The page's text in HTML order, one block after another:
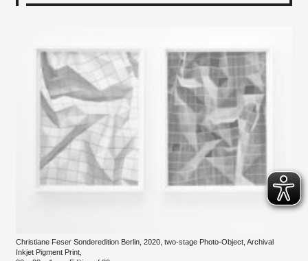
Christiane Feser Sonderedition Berlin, 2020, two-stage Photo-Object, Archival
Inkjet Pigment Print,